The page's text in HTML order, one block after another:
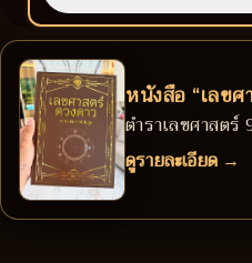
หนังสือ “เลขศ
ตำราเลขศาสตร์
ดูรายละเอียด →